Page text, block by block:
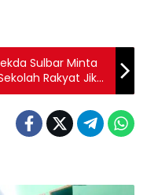
Sulbar Minta
Rakyat Jika